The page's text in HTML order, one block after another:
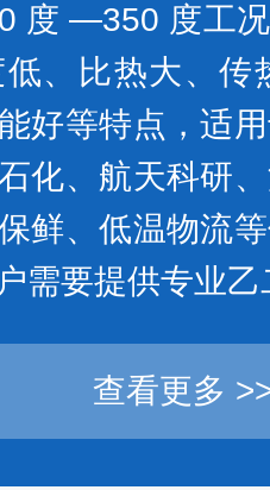
度 —350 度工
、比热大、传
好等特点，适
化、航天科研
鲜、低温物流
需要提供专业
查看更多